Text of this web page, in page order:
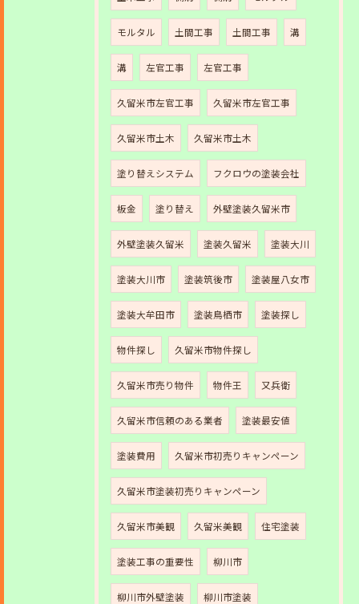
モルタル 土間工事 土間工事 溝
溝 左官工事 左官工事
久留米市左官工事 久留米市左官工事
久留米市土木 久留米市土木
塗り替えシステム フクロウの塗装会社
板金 塗り替え 外壁塗装久留米市
外壁塗装久留米 塗装久留米 塗装大川
塗装大川市 塗装筑後市 塗装屋八女市
塗装大牟田市 塗装鳥栖市 塗装探し
物件探し 久留米市物件探し
久留米市売り物件 物件王 又兵衛
久留米市信頼のある業者 塗装最安値
塗装費用 久留米市初売りキャンペーン
久留米市塗装初売りキャンペーン
久留米市美観 久留米美観 住宅塗装
塗装工事の重要性 柳川市
柳川市外壁塗装 柳川市塗装